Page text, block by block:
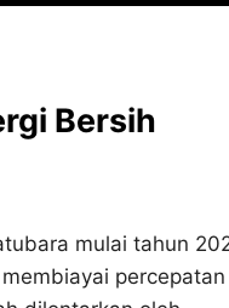
Bersih
mulai tahun
percepatan